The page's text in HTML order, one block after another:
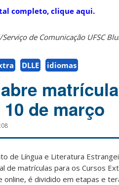
completo, clique aqui.
de Comunicação UFSC
DLLE idiomas
de março
de Língua e Literatura
de matrículas para os Cursos
online, é dividido em etapas e